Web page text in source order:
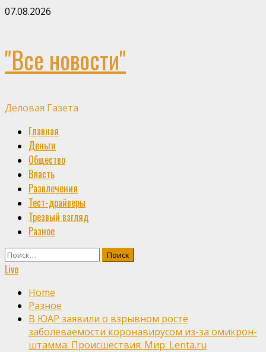
Skip
07.08.2026
"Все новости"
Деловая Газета
Primary
Menu
Главная
Деньги
Общество
Власть
Развлечения
Тест-драйверы
Трезвый взгляд
Разное
Найти:
Live
Home
Разное
В ЮАР заявили о взрывном росте
заболеваемости коронавирусом из-за омикрон-
штамма: Происшествия: Мир: Lenta.ru